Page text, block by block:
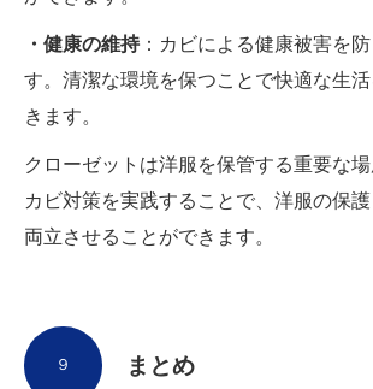
・健康の維持：カビによる健康被害を
す。清潔な環境を保つことで快適な生
きます。
クローゼットは洋服を保管する重要な
カビ対策を実践することで、洋服の保
両立させることができます。
まとめ
９